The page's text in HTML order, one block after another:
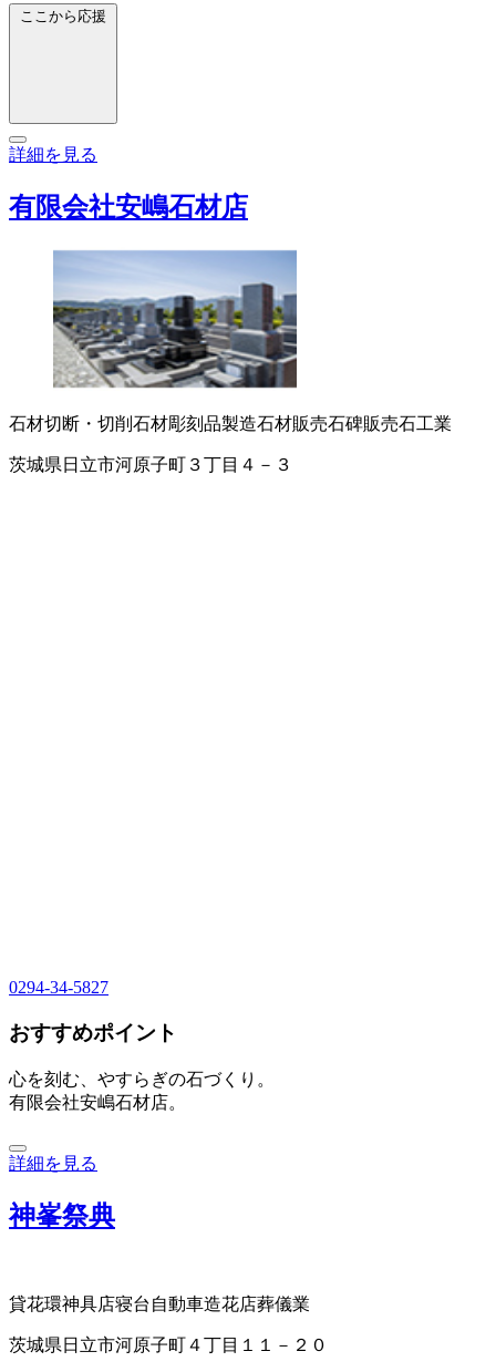
ここから応援
詳細を見る
有限会社安嶋石材店
石材切断・切削 石材彫刻品製造石材販売石碑販売石工業
茨城県日立市河原子町３丁目４－３
0294-34-5827
おすすめポイント
心を刻む、やすらぎの石づくり。
有限会社安嶋石材店。
詳細を見る
神峯祭典
貸花環神具店寝台自動車造花店葬儀業
茨城県日立市河原子町４丁目１１－２０